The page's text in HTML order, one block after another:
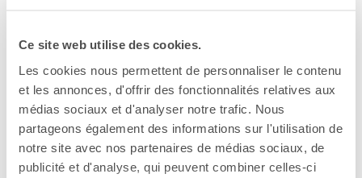
Ce site web utilise des cookies.
Les cookies nous permettent de personnaliser le contenu
et les annonces, d'offrir des fonctionnalités relatives aux
médias sociaux et d'analyser notre trafic. Nous
partageons également des informations sur l'utilisation de
notre site avec nos partenaires de médias sociaux, de
publicité et d'analyse, qui peuvent combiner celles-ci
Entreprise de
Dümmen Orange
Disponibilité Toute la saison
FAVORI